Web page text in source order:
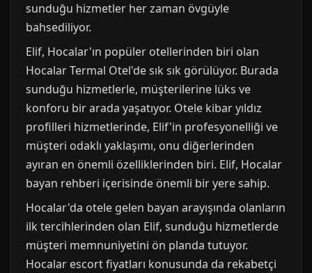
sunduğu hizmetler her zaman övgüyle
bahsediliyor.
Elif, Hocalar'ın popüler otellerinden biri olan
Hocalar Termal Otel'de sık sık görülüyor. Burada
sunduğu hizmetlerle, müşterilerine lüks ve
konforu bir arada yaşatıyor. Otele kibar yıldız
profilleri hizmetlerinde, Elif'in profesyonelliği ve
müşteri odaklı yaklaşımı, onu diğerlerinden
ayıran en önemli özelliklerinden biri. Elif, Hocalar
bayan rehberi içerisinde önemli bir yere sahip.
Hocalar'da otele gelen bayan arayışında olanların
ilk tercihlerinden olan Elif, sunduğu hizmetlerde
müşteri memnuniyetini ön planda tutuyor.
Hocalar escort fiyatları konusunda da rekabetçi